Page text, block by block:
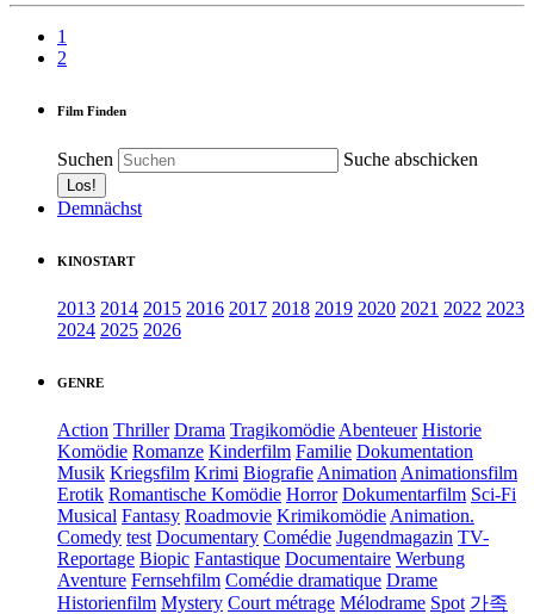
1
2
Film Finden
Suchen Suche abschicken
Demnächst
KINOSTART
2013 2014 2015 2016 2017 2018 2019 2020 2021 2022 2023
2024 2025 2026
GENRE
Action Thriller Drama Tragikomödie Abenteuer Historie
Komödie Romanze Kinderfilm Familie Dokumentation
Musik Kriegsfilm Krimi Biografie Animation Animationsfilm
Erotik Romantische Komödie Horror Dokumentarfilm Sci-Fi
Musical Fantasy Roadmovie Krimikomödie Animation.
Comedy test Documentary Comédie Jugendmagazin TV-
Reportage Biopic Fantastique Documentaire Werbung
Aventure Fernsehfilm Comédie dramatique Drame
Historienfilm Mystery Court métrage Mélodrame Spot 가족